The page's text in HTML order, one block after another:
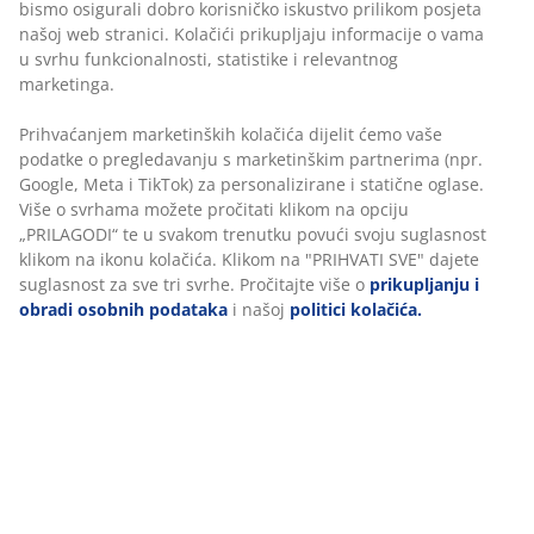
Poliesterska vlakna/poliamidna vlakna. S metalnim
prstenovima za zavjese. 1x140x300 cm
BROJ ARTIKLA: 5080019
Podaci o proizvodu
Prihvaćanjem marketinških kolačića dijelit ćemo vaše
podatke o pregledavanju s marketinškim partnerima
(npr. Google, Meta i TikTok) za personalizirane i
na opciju „PRILAGODI“ te u svakom trenutku povući
svoju suglasnost klikom na ikonu kolačića. Klikom na
"PRIHVATI SVE" dajete suglasnost za sve tri svrhe.
Pročitajte više oprikupljanju i obradi osobnih
podatakai našojpolitici kolačića.